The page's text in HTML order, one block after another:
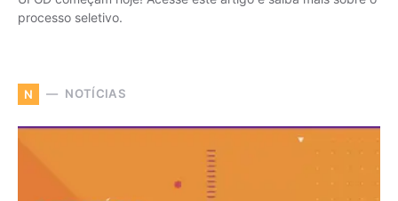
processo seletivo.
N NOTÍCIAS